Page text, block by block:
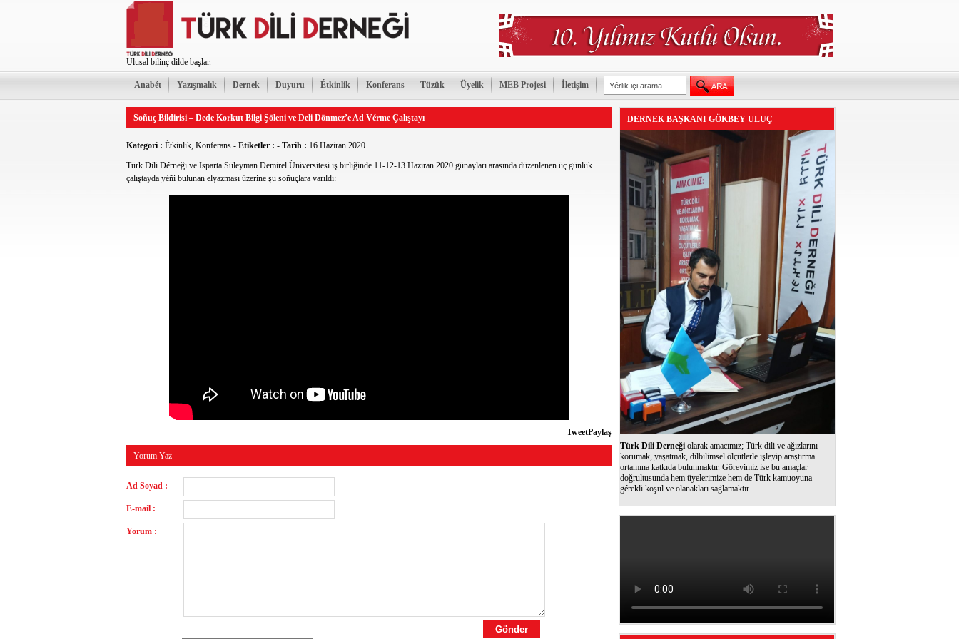
Ulusal bilinç dilde başlar.
Anabét Yazışmalık Dernek Duyuru Étkinlik Konferans Tüzük Üyelik MEB Projesi İletişim
Soñuç Bildirisi – Dede Korkut Bilgi Şöleni ve Deli Dönmez’e Ad Vérme Çalıştayı
Kategori : Étkinlik, Konferans - Etiketler : - Tarih : 16 Haziran 2020
Türk Dili Dérneği ve Isparta Süleyman Demirel Üniversitesi iş birliğinde 11-12-13 Haziran 2020 günayları arasında düzenlenen üç günlük
çalıştayda yéñi bulunan elyazması üzerine şu soñuçlara varıldı:
Paylaş
Tweet
Yorum Yaz
Ad Soyad :
E-mail :
Yorum :
DERNEK BAŞKANI GÖKBEY ULUÇ
Türk Dili Derneği olarak amacımız; Türk dili ve ağızlarını
korumak, yaşatmak, dilbilimsel ölçütlerle işleyip araştırma
ortamına katkıda bulunmaktır. Görevimiz ise bu amaçlar
doğrultusunda hem üyelerimize hem de Türk kamuoyuna
gérekli koşul ve olanakları sağlamaktır.